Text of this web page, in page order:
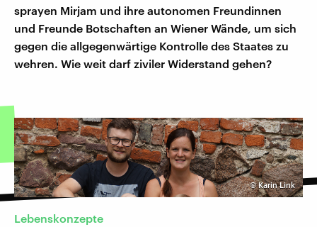
sprayen Mirjam und ihre autonomen Freundinnen
und Freunde Botschaften an Wiener Wände, um sich
gegen die allgegenwärtige Kontrolle des Staates zu
wehren. Wie weit darf ziviler Widerstand gehen?
©Karin Link
Lebenskonzepte